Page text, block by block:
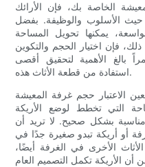
الخاصة بك، فإن الأرائك
حيث الأسلوب والوظيفة. بفضل
يمكنها تحويل المساحة
فإن اختيار الحجم والتكوين
بالغ الأهمية لتحقيق أقصى
استفادة من قطعة الأثاث هذه.
الاعتبار حجم غرفة المعيشة
التي تخطط لوضع الأريكة
مناسبة بشكل صحيح. لا تريد أن
أو أريكة تبدو صغيرة جدًا في
الأخرى في الغرفة أيضًا،